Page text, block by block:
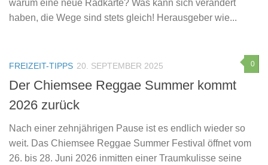
warum eine neue Radkarte? Was kann sich verändert
haben, die Wege sind stets gleich! Herausgeber wie...
0
FREIZEIT-TIPPS 20. SEPTEMBER 2025
Der Chiemsee Reggae Summer kommt
2026 zurück
Nach einer zehnjährigen Pause ist es endlich wieder so
weit. Das Chiemsee Reggae Summer Festival öffnet vom
26. bis 28. Juni 2026 inmitten einer Traumkulisse seine